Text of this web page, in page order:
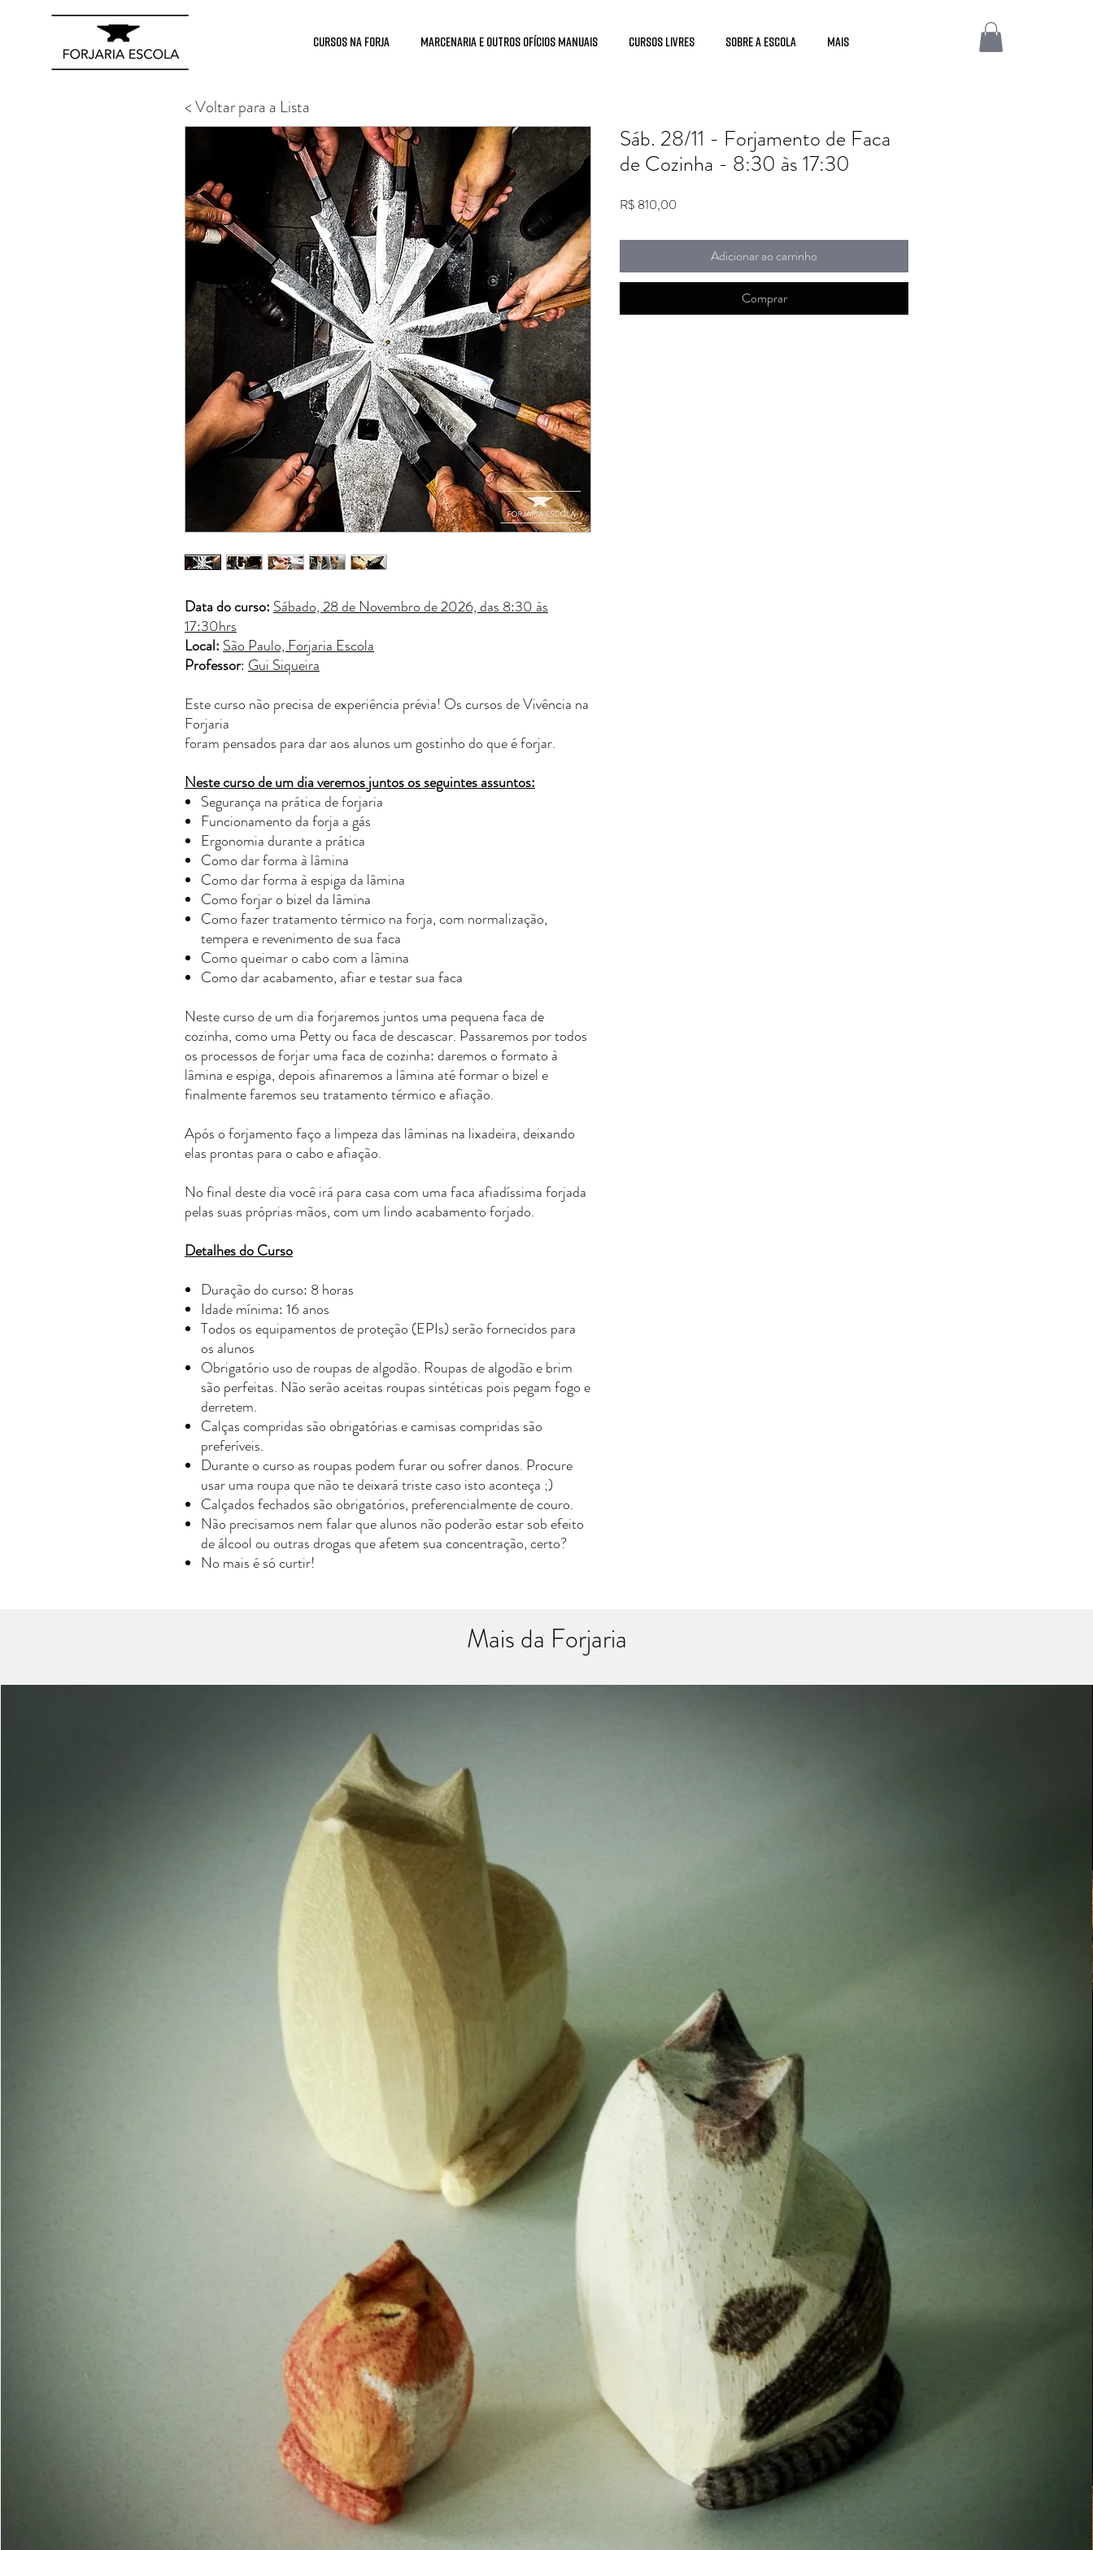
Cursos na Forja Marcenaria e Outros Ofícios Manuais Cursos Livres Sobre a Escola Mais
Data do curso: Sábado, 28 de Novembro de 2026, das 8:30 às
17:30hrs
Local: São Paulo, Forjaria Escola
Professor: Gui Siqueira
Este curso não precisa de experiência prévia! Os cursos de Vivência na
Forjaria
foram pensados para dar aos alunos um gostinho do que é forjar.
Neste curso de um dia veremos juntos os seguintes assuntos:
Segurança na prática de forjaria
Funcionamento da forja a gás
Ergonomia durante a prática
Como dar forma à lâmina
Como dar forma à espiga da lâmina
Como forjar o bizel da lâmina
Como fazer tratamento térmico na forja, com normalização,
tempera e revenimento de sua faca
Como queimar o cabo com a lâmina
Como dar acabamento, afiar e testar sua faca
Neste curso de um dia forjaremos juntos uma pequena faca de
cozinha, como uma Petty ou faca de descascar. Passaremos por todos
os processos de forjar uma faca de cozinha: daremos o formato à
lâmina e espiga, depois afinaremos a lâmina até formar o bizel e
finalmente faremos seu tratamento térmico e afiação.
Após o forjamento faço a limpeza das lâminas na lixadeira, deixando
elas prontas para o cabo e afiação.
No final deste dia você irá para casa com uma faca afiadíssima forjada
pelas suas próprias mãos, com um lindo acabamento forjado.
Detalhes do Curso
Duração do curso: 8 horas
Idade mínima: 16 anos
Todos os equipamentos de proteção (EPIs) serão fornecidos para
os alunos
Obrigatório uso de roupas de algodão. Roupas de algodão e brim
são perfeitas. Não serão aceitas roupas sintéticas pois pegam fogo e
derretem.
Calças compridas são obrigatórias e camisas compridas são
preferíveis.
Durante o curso as roupas podem furar ou sofrer danos. Procure
usar uma roupa que não te deixará triste caso isto aconteça ;)
Calçados fechados são obrigatórios, preferencialmente de couro.
Não precisamos nem falar que alunos não poderão estar sob efeito
de álcool ou outras drogas que afetem sua concentração, certo?
No mais é só curtir!
Sáb. 28/11 - Forjamento de Faca
de Cozinha - 8:30 às 17:30
R$ 810,00
Adicionar ao carrinho
Comprar
< Voltar para a Lista
Mais da Forjaria